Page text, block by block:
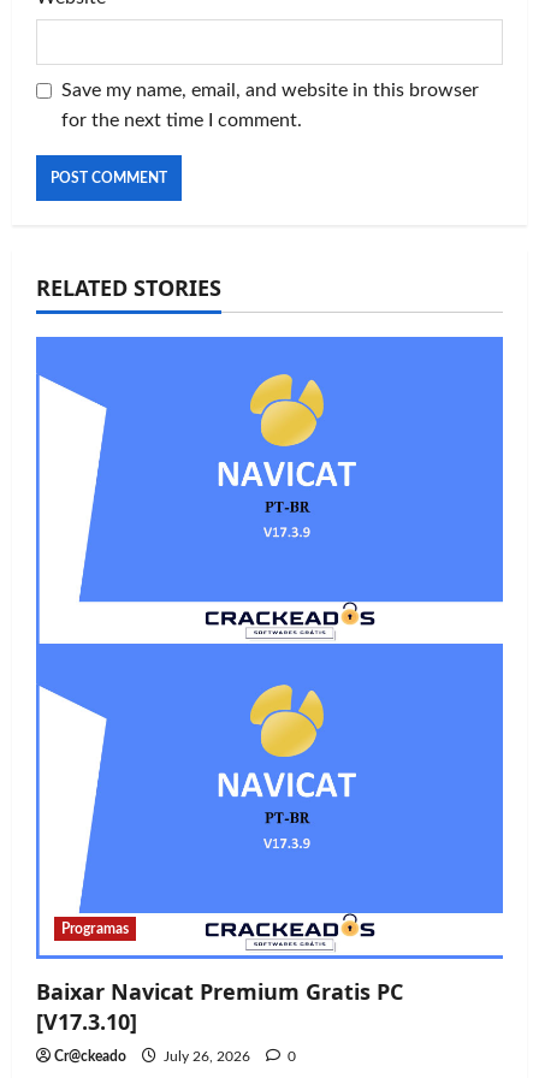
Save my name, email, and website in this browser
for the next time I comment.
RELATED STORIES
Programas
Baixar Navicat Premium Gratis PC
[V17.3.10]
Cr@ckeado July 26, 2026 0